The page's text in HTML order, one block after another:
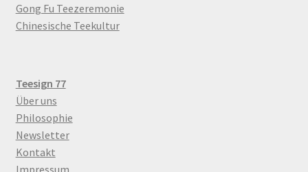
Gong Fu Teezeremonie
Chinesische Teekultur
Teesign 77
Über uns
Philosophie
Newsletter
Kontakt